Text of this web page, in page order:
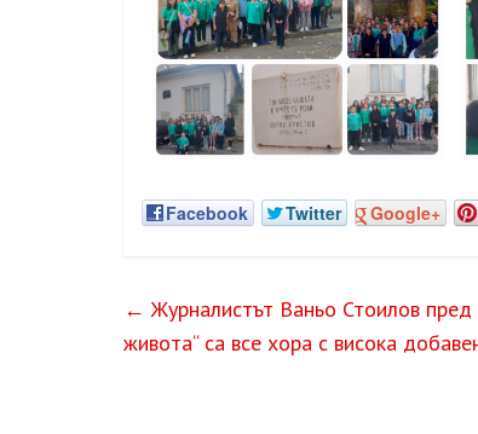
Facebook Twitter Google+
← Журналистът Ваньо Стоилов
живота“ са все хора с висока